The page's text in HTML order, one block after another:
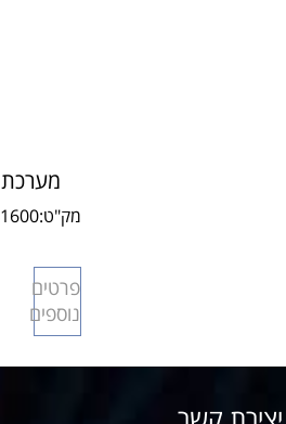
מערכת
איתור אישית
מק"ט:231600
פרטים
נוספים